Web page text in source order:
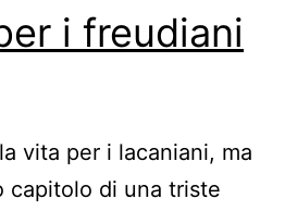
i freudiani
vita per i lacaniani, ma
capitolo di una triste